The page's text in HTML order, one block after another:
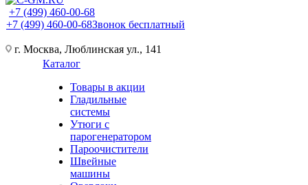
+7 (499) 460-00-68
+7 (499) 460-00-68Звонок бесплатный
г. Москва, Люблинская ул., 141
Каталог
Товары в акции
Гладильные
системы
Утюги с
парогенератором
Пароочистители
Швейные
машины